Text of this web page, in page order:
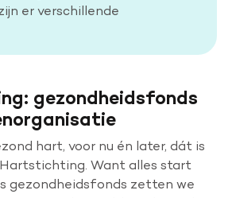
tijder verschillende
gezondheidsfonds
hart, voor nu én later, dát is
Want alles start
gezondheidsfonds zetten we